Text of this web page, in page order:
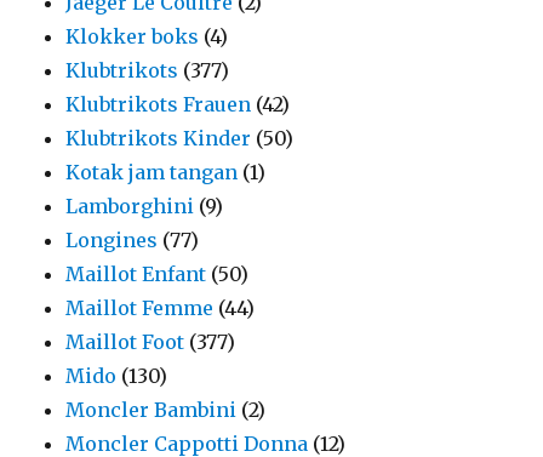
Klokker boks (4)
Klubtrikots (377)
Klubtrikots Frauen (42)
Klubtrikots Kinder (50)
Kotak jam tangan (1)
Lamborghini (9)
Longines (77)
Maillot Enfant (50)
Maillot Femme (44)
Maillot Foot (377)
Mido (130)
Moncler Bambini (2)
Moncler Cappotti Donna (12)